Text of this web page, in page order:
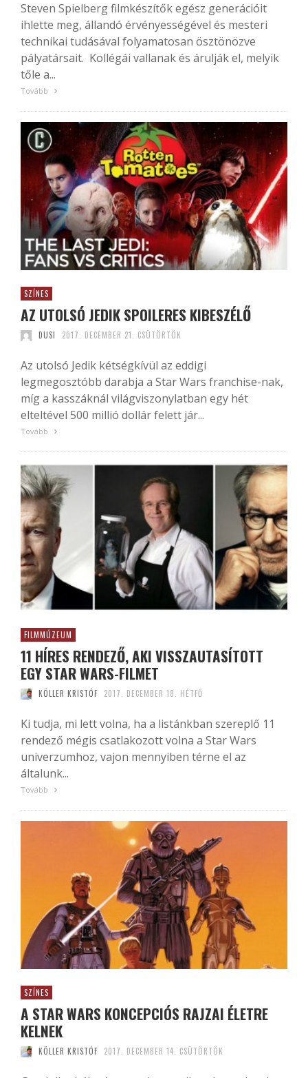
Steven Spielberg filmkészítők egész generációit
ihlette meg, állandó érvényességével és mesteri
technikai tudásával folyamatosan ösztönözve
pályatársait. Kollégái vallanak és árulják el, melyik
tőle a...
Tovább
SZÍNES
AZ UTOLSÓ JEDIK SPOILERES KIBESZÉLŐ
DUSI 2017. DECEMBER 21. CSÜTÖRTÖK
Az utolsó Jedik kétségkívül az eddigi
legmegosztóbb darabja a Star Wars franchise-nak,
míg a kasszáknál világviszonylatban egy hét
elteltével 500 millió dollár felett jár...
Tovább
FILMMÚZEUM
11 HÍRES RENDEZŐ, AKI VISSZAUTASÍTOTT
EGY STAR WARS-FILMET
KÖLLER KRISTÓF 2017. DECEMBER 18. HÉTFŐ
Ki tudja, mi lett volna, ha a listánkban szereplő 11
rendező mégis csatlakozott volna a Star Wars
univerzumhoz, vajon mennyiben térne el az
általunk...
Tovább
SZÍNES
A STAR WARS KONCEPCIÓS RAJZAI ÉLETRE
KELNEK
KÖLLER KRISTÓF 2017. DECEMBER 14. CSÜTÖRTÖK